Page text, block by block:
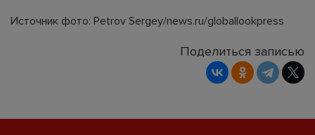
Источник фото: Petrov Sergey/news.ru/globallookpress
Поделиться записью